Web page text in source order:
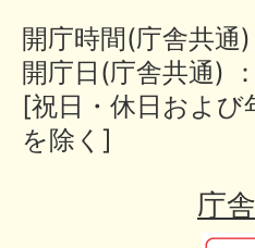
開庁時間(庁舎共
開庁日(庁舎共通)
[祝日・休日および
を除く]
庁